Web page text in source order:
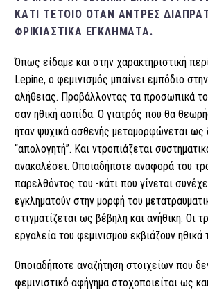
ΚΆΤΙ ΤΈΤΟΙΟ ΌΤΑΝ ΆΝΤΡΕΣ
ΦΡΙΚΙΑΣΤΙΚΆ ΕΓΚΛΉΜΑΤΑ.
Όπως είδαμε και στην χαρακτηριστική
Lepine, ο φεμινισμός μπαίνει εμπόδιο
αλήθειας. Προβάλλοντας τα προσωπικά
σαν ηθική ασπίδα. Ο γιατρός που θα
ήταν ψυχικά ασθενής μεταμορφώνεται ως
“απολογητή”. Και ντροπιάζεται
ανακαλέσει. Οποιαδήποτε αναφορά του
παρελθόντος του -κάτι που γίνεται
εγκληματούν στην μορφή του
στιγματίζεται ως βέβηλη και ανήθικη. Οι
εργαλεία του φεμινισμού εκβιάζουν ηθικά
Οποιαδήποτε αναζήτηση στοιχείων που
φεμινιστικό αφήγημα στοχοποιείται ως